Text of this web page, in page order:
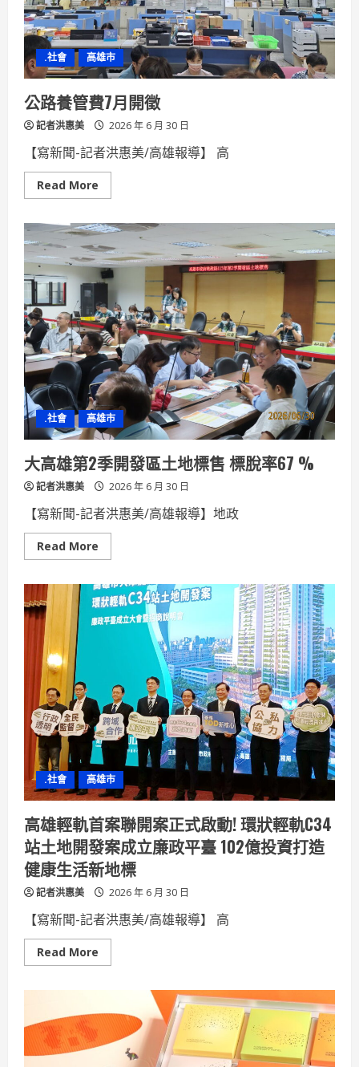
地
方
共
感
到
青
力
共
創
海
廢
生
聯
盟
馬
祖
海
廢
問
題
方
.社會 高雄市
公路養管費7月開徵
記者洪惠美 2026 年 6 月 30 日
【寫新聞-記者洪惠美/高雄報導】 高
Read More
more
路
養
管
費
7
月
徵
.社會 高雄市
大高雄第2季開發區土地標售 標脫率67 %
記者洪惠美 2026 年 6 月 30 日
【寫新聞-記者洪惠美/高雄報導】地政
Read More
more
高
雄
第
2
標
售
標
脫
率
67
%
.社會 高雄市
高雄輕軌首案聯開案正式啟動! 環狀輕軌C34
站土地開發案成立廉政平臺 102億投資打造
健康生活新地標
記者洪惠美 2026 年 6 月 30 日
【寫新聞-記者洪惠美/高雄報導】 高
Read More
more
軌
案
聯